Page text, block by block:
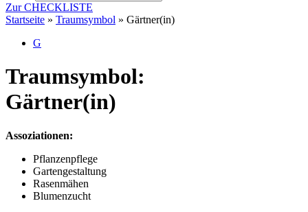
Zur CHECKLISTE
Startseite » Traumsymbol » Gärtner(in)
G
Traumsymbol:
Gärtner(in)
Assoziationen:
Pflanzenpflege
Gartengestaltung
Rasenmähen
Blumenzucht